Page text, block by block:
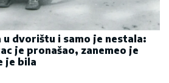
dvorištu i samo je nestala:
je pronašao, zanemeo je
je bila